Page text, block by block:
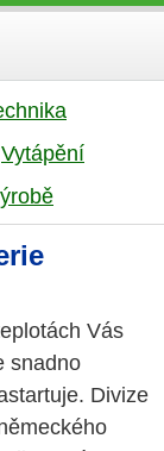
Vytápění
Vás
snadno
Divize